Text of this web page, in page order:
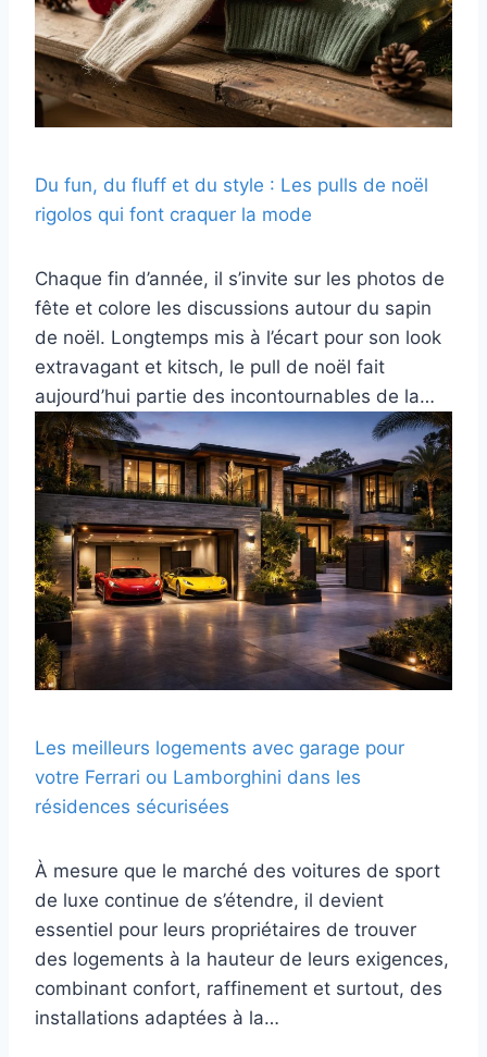
Du fun, du fluff et du style : Les pulls de noël
rigolos qui font craquer la mode
Chaque fin d’année, il s’invite sur les photos de
fête et colore les discussions autour du sapin
de noël. Longtemps mis à l’écart pour son look
extravagant et kitsch, le pull de noël fait
aujourd’hui partie des incontournables de la…
Les meilleurs logements avec garage pour
votre Ferrari ou Lamborghini dans les
résidences sécurisées
À mesure que le marché des voitures de sport
de luxe continue de s’étendre, il devient
essentiel pour leurs propriétaires de trouver
des logements à la hauteur de leurs exigences,
combinant confort, raffinement et surtout, des
installations adaptées à la…